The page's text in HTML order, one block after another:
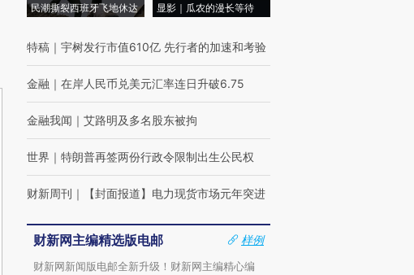
民潮撕裂西班牙飞地休达
显影｜瓜农的漫长等待
特稿 ｜ 宇树发行市值610亿 先行者的加速和考验
金融 ｜ 在岸人民币兑美元汇率连日升破6.75
金融我闻 ｜ 艾路明及多名股东被拘
世界 ｜ 特朗普再签两份行政令限制出生公民权
财新周刊 ｜ 【封面报道】电力现货市场元年突进
财新网主编精选版电邮
样例
财新网新闻版电邮全新升级！财新网主编精心编